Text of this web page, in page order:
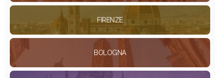
FIRENZE
BOLOGNA